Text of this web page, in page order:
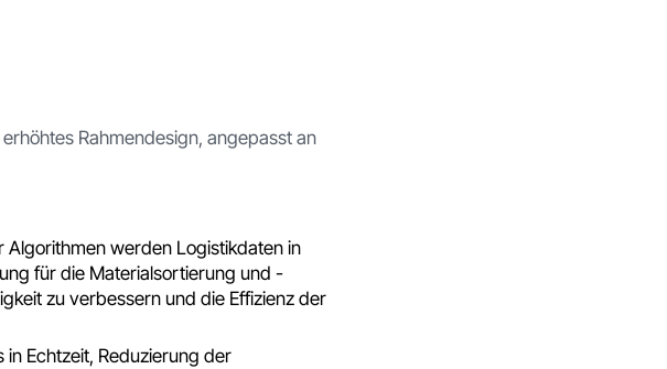
Rahmendesign, angepasst an
Algorithmen werden Logistikdaten in
für die Materialsortierung und -
zu verbessern und die Effizienz der
Echtzeit, Reduzierung der